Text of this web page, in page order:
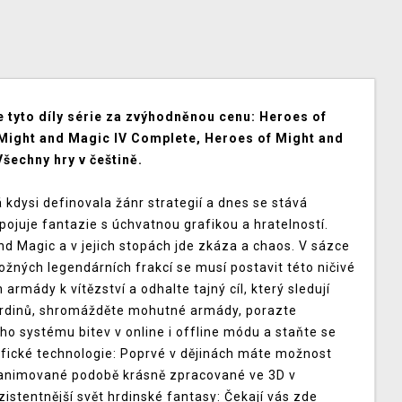
tyto díly série za zvýhodněnou cenu: Heroes of
and Magic IV Complete, Heroes of Might and
hry v češtině.
definovala žánr strategií a dnes se stává
fantazie s úchvatnou grafikou a hratelností.
Magic a v jejich stopách jde zkáza a chaos. V sázce
legendárních frakcí se musí postavit této ničivé
armády k vítězství a odhalte tajný cíl, který sledují
shromážděte mohutné armády, porazte
systému bitev v online i offline módu a staňte se
technologie: Poprvé v dějinách máte možnost
podobě krásně zpracované ve 3D v
svět hrdinské fantasy: Čekají vás zde